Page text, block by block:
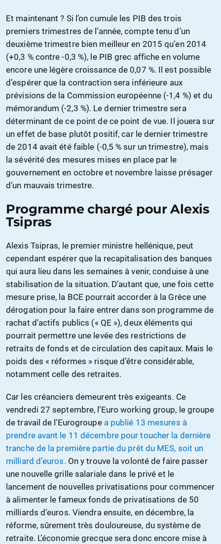
Et maintenant ? Si l’on cumule les PIB des trois
premiers trimestres de l’année, compte tenu d’un
deuxième trimestre bien meilleur en 2015 qu’en 2014
(+0,3 % contre -0,3 %), le PIB grec affiche en volume
encore une légère croissance de 0,07 %. Il est possible
d’espérer que la contraction sera inférieure aux
prévisions de la Commission européenne (-1,4 %) et du
mémorandum (-2,3 %). Le dernier trimestre sera
déterminant de ce point de ce point de vue. Il jouera sur
un effet de base plutôt positif, car le dernier trimestre
de 2014 avait été faible (-0,5 % sur un trimestre), mais
la sévérité des mesures mises en place par le
gouvernement en octobre et novembre laisse présager
d’un mauvais trimestre.
Programme chargé pour Alexis
Tsipras
Alexis Tsipras, le premier ministre hellénique, peut
cependant espérer que la recapitalisation des banques
qui aura lieu dans les semaines à venir, conduise à une
stabilisation de la situation. D’autant que, une fois cette
mesure prise, la BCE pourrait accorder à la Grèce une
dérogation pour la faire entrer dans son programme de
rachat d’actifs publics (« QE »), deux éléments qui
pourrait permettre une levée des restrictions de
retraits de fonds et de circulation des capitaux. Mais le
poids des « réformes » risque d’être considérable,
notamment celle des retraites.
Car les créanciers demeurent très exigeants. Ce
vendredi 27 septembre, l’Euro working group, le groupe
de travail de l’Eurogroupe a publié 13 mesures à
prendre avant le 11 décembre pour toucher la dernière
tranche de la première partie du prêt du MES, soit un
milliard d’euros. On y trouve la volonté de faire passer
une nouvelle grille salariale dans le privé et le
lancement de nouvelles privatisations pour commencer
à alimenter le fameux fonds de privatisations de 50
milliards d’euros. Viendra ensuite, en décembre, la
réforme, sûrement très douloureuse, du système de
retraite. L’économie grecque sera donc encore mise à